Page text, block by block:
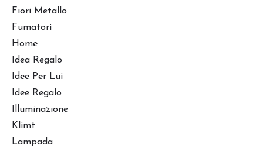
Fiori Metallo
Fumatori
Home
Idea Regalo
Idee Per Lui
Idee Regalo
Illuminazione
Klimt
Lampada